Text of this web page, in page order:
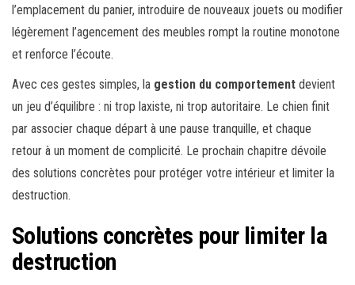
l’emplacement du panier, introduire de nouveaux jouets ou modifier
légèrement l’agencement des meubles rompt la routine monotone
et renforce l’écoute.
Avec ces gestes simples, la gestion du comportement devient
un jeu d’équilibre : ni trop laxiste, ni trop autoritaire. Le chien finit
par associer chaque départ à une pause tranquille, et chaque
retour à un moment de complicité. Le prochain chapitre dévoile
des solutions concrètes pour protéger votre intérieur et limiter la
destruction.
Solutions concrètes pour limiter la
destruction